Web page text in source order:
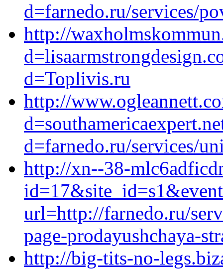
d=farnedo.ru/services/
http://
d=Toplivis.ru
http://
d=farnedo.ru/services/
http://xn--38-
url=http://farnedo.ru/
page-prodayushchaya-
http://big-tits-no-